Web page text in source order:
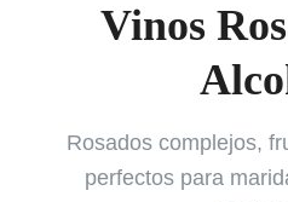
Vinos
Rosados complejos,
perfectos para